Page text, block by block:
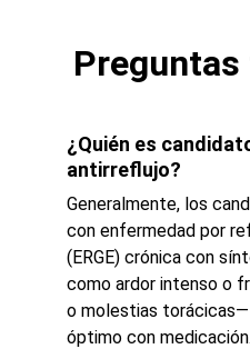
¿Quién es
antirreflujo?
Generalmente, los
con enfermedad por
(ERGE) crónica con
como ardor intenso o
o molestias
óptimo con medicación.